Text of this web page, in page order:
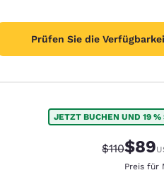
Prüfen Sie die
JETZT BUCHEN UND 19 %
$110$89
Preis für